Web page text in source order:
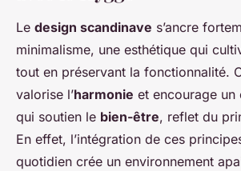
Le design scandinave s’ancre
minimalisme, une esthétique qui
tout en préservant la fonctionnalité.
valorise l’harmonie et encourage un
qui soutien le bien-être, reflet du
En effet, l’intégration de ces
quotidien crée un environnement